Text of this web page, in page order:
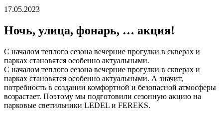
17.05.2023
Ночь, улица, фонарь, … акция!
С началом теплого сезона вечерние прогулки в скверах и
парках становятся особенно актуальными.
С началом теплого сезона вечерние прогулки в скверах и
парках становятся особенно актуальными. А значит,
потребность в создании комфортной и безопасной атмосферы
возрастает. Поэтому мы подготовили сезонную акцию на
парковые светильники LEDEL и FEREKS.